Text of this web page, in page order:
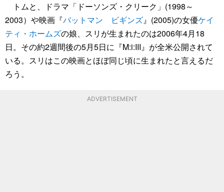
トムと、ドラマ「ドーソンズ・クリーク」(1998～
2003）や映画『バットマン ビギンズ』(2005)の女優ケイ
ティ・ホームズの娘、スリが生まれたのは2006年4月18
日。その約2週間後の5月5日に『M:i:III』が全米公開されて
いる。スリはこの映画とほぼ同じ頃に生まれたと言えるだ
ろう。
ADVERTISEMENT